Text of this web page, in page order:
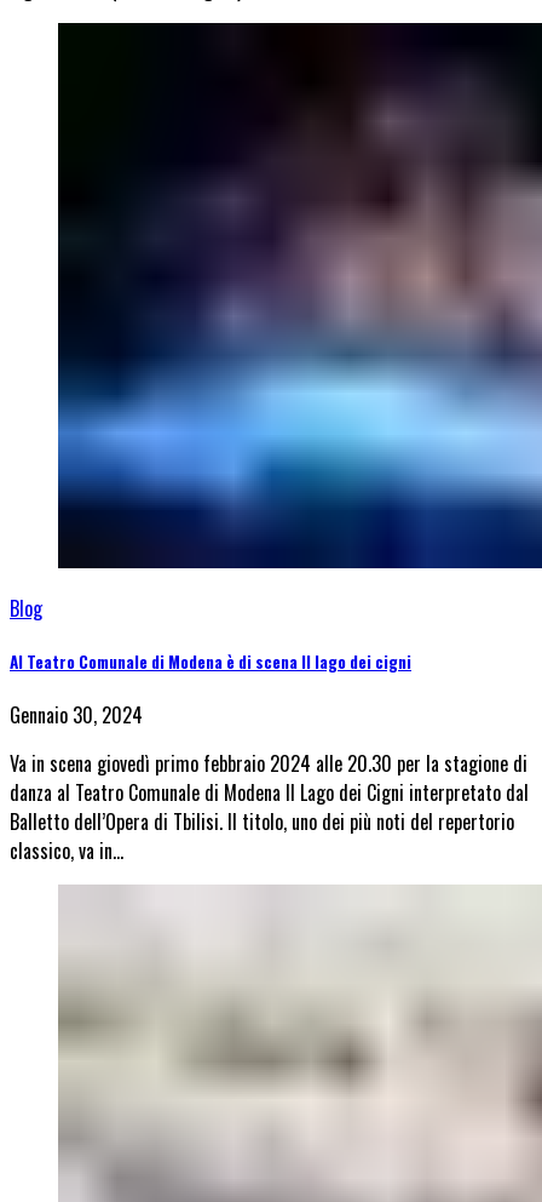
Blog
Al Teatro Comunale di Modena è di scena Il lago dei cigni
Gennaio 30, 2024
Va in scena giovedì primo febbraio 2024 alle 20.30 per la stagione di
danza al Teatro Comunale di Modena Il Lago dei Cigni interpretato dal
Balletto dell’Opera di Tbilisi. Il titolo, uno dei più noti del repertorio
classico, va in…